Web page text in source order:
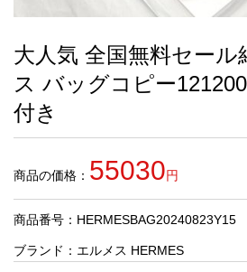
お
す
す
め
商
人
気
商
大人気 全国無料セール
ス バッグコピー
付き
商品の価格： 55030円
商品番号：HERMESBAG20240823Y15
ブランド： エルメス HERMES